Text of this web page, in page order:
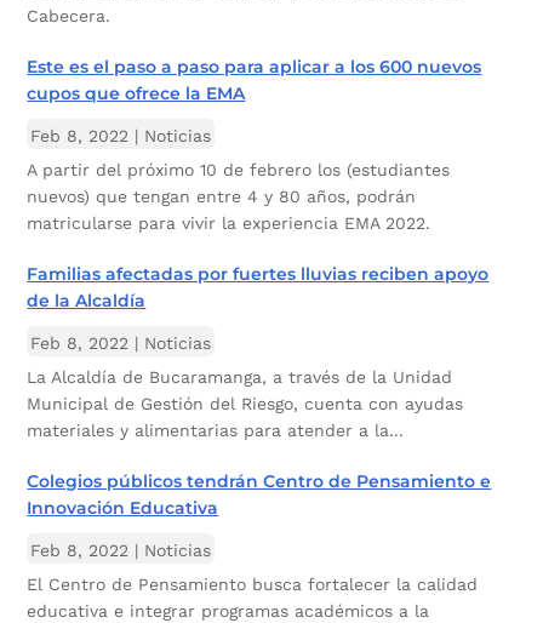
Cabecera.
Este es el paso a paso para aplicar a los 600 nuevos
cupos que ofrece la EMA
Feb 8, 2022 | Noticias
A partir del próximo 10 de febrero los (estudiantes
nuevos) que tengan entre 4 y 80 años, podrán
matricularse para vivir la experiencia EMA 2022.
Familias afectadas por fuertes lluvias reciben apoyo
de la Alcaldía
Feb 8, 2022 | Noticias
La Alcaldía de Bucaramanga, a través de la Unidad
Municipal de Gestión del Riesgo, cuenta con ayudas
materiales y alimentarias para atender a la...
Colegios públicos tendrán Centro de Pensamiento e
Innovación Educativa
Feb 8, 2022 | Noticias
El Centro de Pensamiento busca fortalecer la calidad
educativa e integrar programas académicos a la